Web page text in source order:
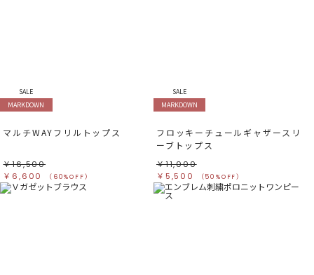
SALE
MARKDOWN
マルチWAYフリルトップス
￥16,500
￥6,600
（60%OFF）
SALE
MARKDOWN
フロッキーチュールギャザースリ
ーブトップス
￥11,000
￥5,500
（50%OFF）